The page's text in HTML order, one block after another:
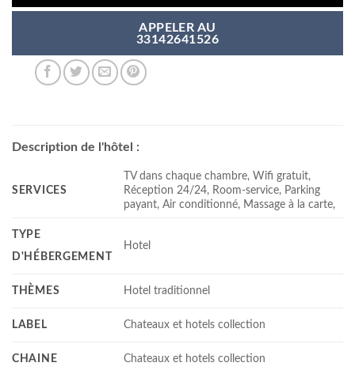
APPELER AU
33142641526
Description de l'hôtel :
SERVICES
TV dans chaque chambre, Wifi gratuit,
Réception 24/24, Room-service, Parking
payant, Air conditionné, Massage à la carte,
TYPE
D'HÉBERGEMENT
Hotel
THÈMES Hotel traditionnel
LABEL Chateaux et hotels collection
CHAINE Chateaux et hotels collection